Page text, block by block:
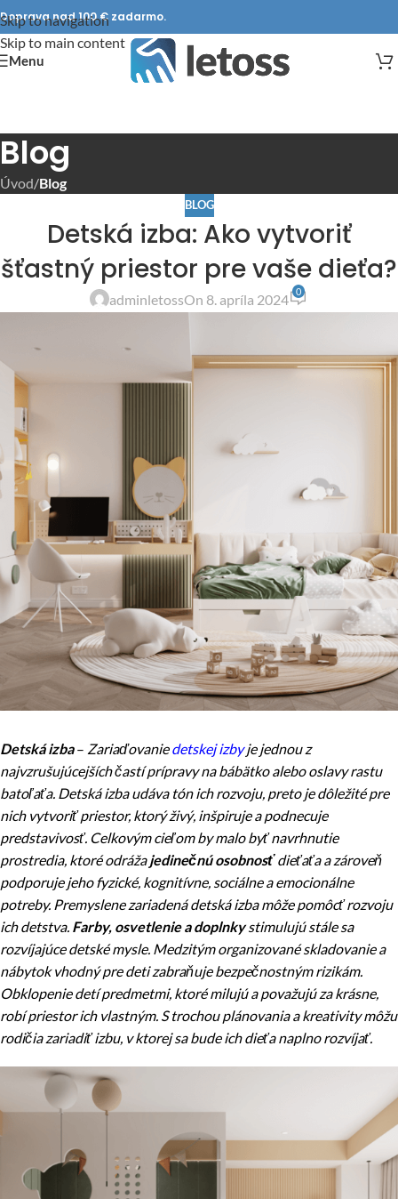
Skip to navigation
Skip to main content
Doprava nad 100 € zadarmo.
Menu
Blog
Úvod/Blog
BLOG
Detská izba: Ako vytvoriť
šťastný priestor pre vaše dieťa?
adminletossOn 8. apríla 2024 0
Detská izba– Zariaďovaniedetskej izbyje jednou z
najvzrušujúcejších častí prípravy na bábätko alebo oslavy rastu
batoľaťa. Detská izba udáva tón ich rozvoju, preto je dôležité pre
nich vytvoriť priestor, ktorý živý, inšpiruje a podnecuje
predstavivosť. Celkovým cieľom by malo byť navrhnutie
prostredia, ktoré odrážajedinečnú osobnosťdieťaťa a zároveň
podporuje jeho fyzické, kognitívne, sociálne a emocionálne
potreby. Premyslene zariadená detská izba môže pomôcť rozvoju
ich detstva. Farby, osvetlenie a doplnkystimulujú stále sa
rozvíjajúce detské mysle. Medzitým organizované skladovanie a
nábytok vhodný pre deti zabraňuje bezpečnostným rizikám.
Obklopenie detí predmetmi, ktoré milujú a považujú za krásne,
robí priestor ich vlastným. S trochou plánovania a kreativity môžu
rodičia zariadiť izbu, v ktorej sa bude ich dieťa naplno rozvíjať.